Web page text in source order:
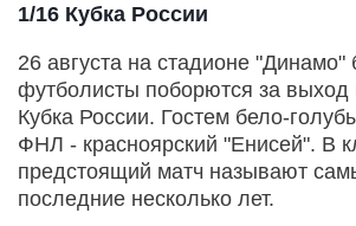
1/16 Кубка России
26 августа на стадионе "Динамо"
футболисты поборются за
Кубка России. Гостем бело-
ФНЛ - красноярский "Енисей". В
предстоящий матч называют
последние несколько лет.